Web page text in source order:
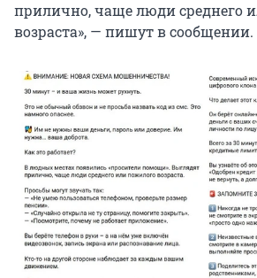
прилично, чаще люди среднего
возраста», — пишут в сообщении.